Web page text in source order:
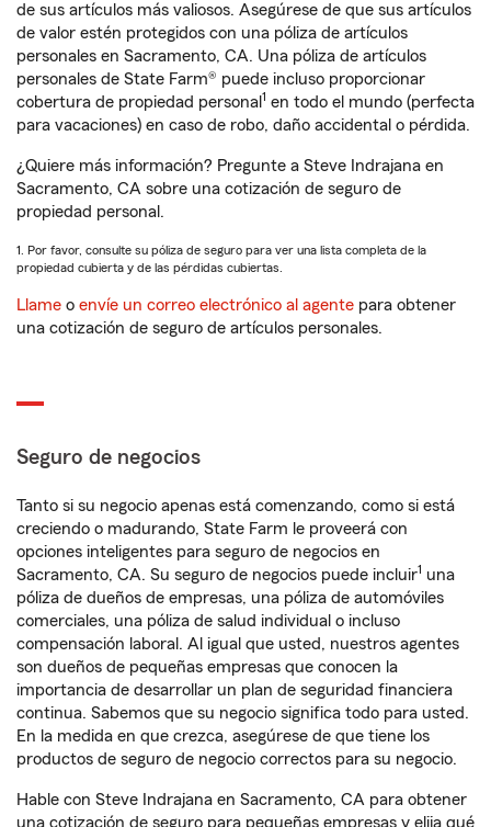
de sus artículos más valiosos. Asegúrese de que sus artículos
de valor estén protegidos con una póliza de artículos
personales en Sacramento, CA. Una póliza de artículos
personales de State Farm® puede incluso proporcionar
cobertura de propiedad personal 1 en todo el mundo (perfecta
para vacaciones) en caso de robo, daño accidental o pérdida.
¿Quiere más información? Pregunte a Steve Indrajana en
Sacramento, CA sobre una cotización de seguro de
propiedad personal.
1. Por favor, consulte su póliza de seguro para ver una lista completa de la
propiedad cubierta y de las pérdidas cubiertas.
Llame o envíe un correo electrónico al agente para obtener
una cotización de seguro de artículos personales.
Seguro de negocios
Tanto si su negocio apenas está comenzando, como si está
creciendo o madurando, State Farm le proveerá con
opciones inteligentes para seguro de negocios en
Sacramento, CA. Su seguro de negocios puede incluir1 una
póliza de dueños de empresas, una póliza de automóviles
comerciales, una póliza de salud individual o incluso
compensación laboral. Al igual que usted, nuestros agentes
son dueños de pequeñas empresas que conocen la
importancia de desarrollar un plan de seguridad financiera
continua. Sabemos que su negocio significa todo para usted.
En la medida en que crezca, asegúrese de que tiene los
productos de seguro de negocio correctos para su negocio.
Hable con Steve Indrajana en Sacramento, CA para obtener
una cotización de seguro para pequeñas empresas y elija qué